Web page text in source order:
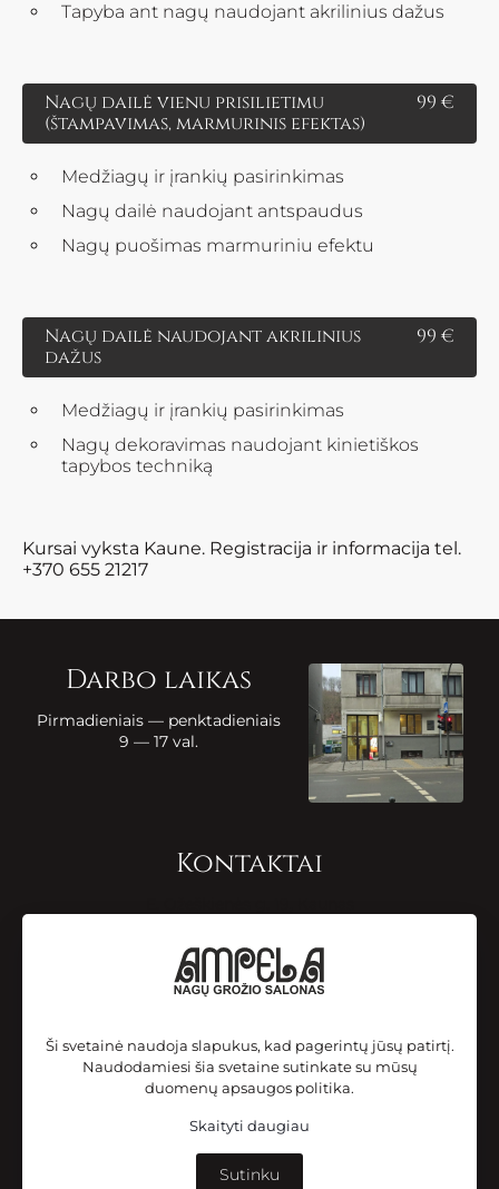
Tapyba ant nagų naudojant akrilinius dažus
Nagų dailė vienu prisilietimu
(štampavimas, marmurinis efektas)
99 €
Medžiagų ir įrankių pasirinkimas
Nagų dailė naudojant antspaudus
Nagų puošimas marmuriniu efektu
Nagų dailė naudojant akrilinius
dažus
99 €
Medžiagų ir įrankių pasirinkimas
Nagų dekoravimas naudojant kinietiškos
tapybos techniką
Kursai vyksta Kaune. Registracija ir informacija tel.
+370 655 21217
Darbo laikas
Pirmadieniais — penktadieniais
9 — 17 val.
Kontaktai
info@ampela.lt
Sekite mus
© 2025 m. Nagų grožio salonas „Ampela”. Kopijuoti griežtai
Ši svetainė naudoja slapukus, kad pagerintų jūsų patirtį.
Naudodamiesi šia svetaine sutinkate su mūsų
duomenų apsaugos politika.
Skaityti daugiau
Sutinku